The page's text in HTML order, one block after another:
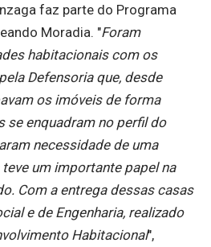
faz parte do Programa
Moradia. "Foram
habitacionais com os
Defensoria que, desde
os imóveis de forma
se enquadram no perfil do
necessidade de uma
um importante papel na
Com a entrega dessas casas
e de Engenharia, realizado
Habitacional",